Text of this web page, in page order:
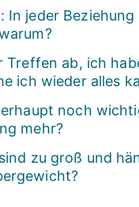
In jeder
Treffen ab, ich
ich wieder alles
noch
mehr?
zu groß und